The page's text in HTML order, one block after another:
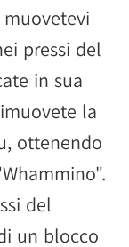
pressi del
in sua
la
ottenendo
del
un blocco